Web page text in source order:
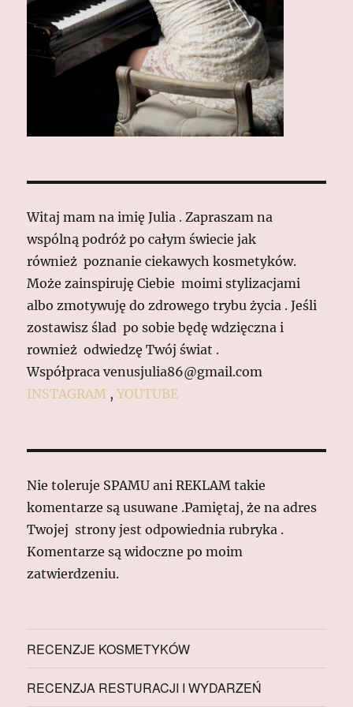
Witaj mam na imię Julia . Zapraszam na
wspólną podróż po całym świecie jak
również poznanie ciekawych kosmetyków.
Może zainspiruję Ciebie moimi stylizacjami
albo zmotywuję do zdrowego trybu życia . Jeśli
zostawisz ślad po sobie będę wdzięczna i
rownież odwiedzę Twój świat .
Współpraca venusjulia86@gmail.com
INSTAGRAM ,YOUTUBE
Nie toleruje SPAMU ani REKLAM takie
komentarze są usuwane .Pamiętaj, że na adres
Twojej strony jest odpowiednia rubryka .
Komentarze są widoczne po moim
zatwierdzeniu.
RECENZJE KOSMETYKÓW
RECENZJA RESTURACJI I WYDARZEŃ